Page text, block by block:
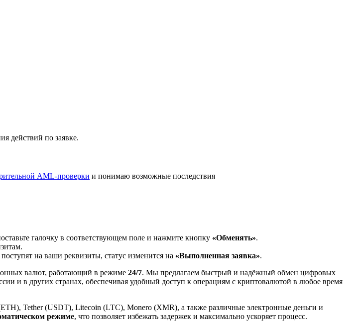
действий по заявке.
AML-проверки и понимаю возможные последствия
галочку в соответствующем поле и нажмите кнопку «Обменять».
на ваши реквизиты, статус изменится на «Выполненная заявка».
валют, работающий в режиме 24/7. Мы предлагаем быстрый и надёжный обмен цифровых
и в других странах, обеспечивая удобный доступ к операциям с криптовалютой в любое время
Tether (USDT), Litecoin (LTC), Monero (XMR), а также различные электронные деньги и
режиме, что позволяет избежать задержек и максимально ускоряет процесс.